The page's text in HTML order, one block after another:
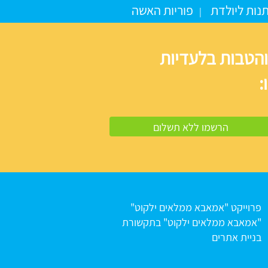
ליולדת פוריות האשה
בלעדיות
פרוייקט "אמאבא ממלאים ילקוט"
"אמאבא ממלאים ילקוט" בתקשורת
בניית אתרים